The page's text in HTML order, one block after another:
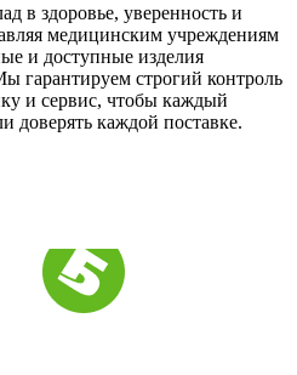
в здоровье, уверенность и
медицинским учреждениям
и доступные изделия
гарантируем строгий контроль
и сервис, чтобы каждый
доверять каждой поставке.